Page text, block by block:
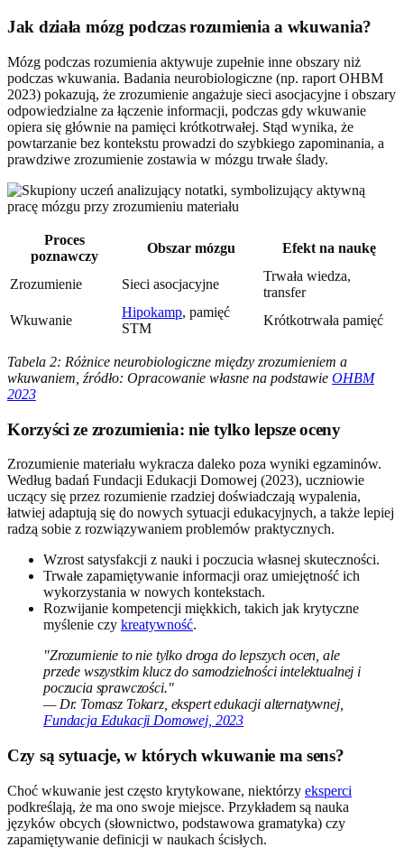
Jak działa mózg podczas rozumienia a wkuwania?
Mózg podczas rozumienia aktywuje zupełnie inne obszary niż
podczas wkuwania. Badania neurobiologiczne (np. raport OHBM
2023) pokazują, że zrozumienie angażuje sieci asocjacyjne i obszary
odpowiedzialne za łączenie informacji, podczas gdy wkuwanie
opiera się głównie na pamięci krótkotrwałej. Stąd wynika, że
powtarzanie bez kontekstu prowadzi do szybkiego zapominania, a
prawdziwe zrozumienie zostawia w mózgu trwałe ślady.
Proces
poznawczy
Obszar mózgu Efekt na naukę
Zrozumienie Sieci asocjacyjne
Trwała wiedza,
transfer
Wkuwanie
Hipokamp, pamięć
STM
Krótkotrwała pamięć
Tabela 2: Różnice neurobiologiczne między zrozumieniem a
wkuwaniem, źródło: Opracowanie własne na podstawie OHBM
2023
Korzyści ze zrozumienia: nie tylko lepsze oceny
Zrozumienie materiału wykracza daleko poza wyniki egzaminów.
Według badań Fundacji Edukacji Domowej (2023), uczniowie
uczący się przez rozumienie rzadziej doświadczają wypalenia,
łatwiej adaptują się do nowych sytuacji edukacyjnych, a także lepiej
radzą sobie z rozwiązywaniem problemów praktycznych.
Wzrost satysfakcji z nauki i poczucia własnej skuteczności.
Trwałe zapamiętywanie informacji oraz umiejętność ich
wykorzystania w nowych kontekstach.
Rozwijanie kompetencji miękkich, takich jak krytyczne
myślenie czy kreatywność.
"Zrozumienie to nie tylko droga do lepszych ocen, ale
przede wszystkim klucz do samodzielności intelektualnej i
poczucia sprawczości."
— Dr. Tomasz Tokarz, ekspert edukacji alternatywnej,
Fundacja Edukacji Domowej, 2023
Czy są sytuacje, w których wkuwanie ma sens?
Choć wkuwanie jest często krytykowane, niektórzy eksperci
podkreślają, że ma ono swoje miejsce. Przykładem są nauka
języków obcych (słownictwo, podstawowa gramatyka) czy
zapamiętywanie definicji w naukach ścisłych.